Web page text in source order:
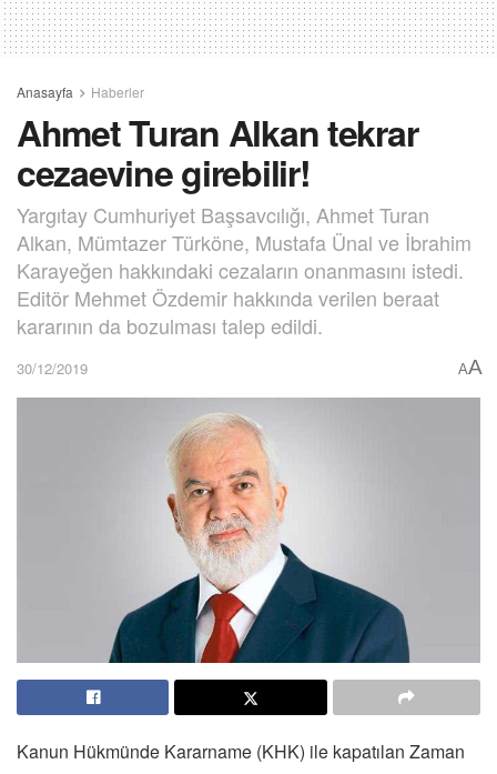
Anasayfa Haberler
Ahmet Turan Alkan tekrar
cezaevine girebilir!
Yargıtay Cumhuriyet Başsavcılığı, Ahmet Turan
Alkan, Mümtazer Türköne, Mustafa Ünal ve İbrahim
Karayeğen hakkındaki cezaların onanmasını istedi.
Editör Mehmet Özdemir hakkında verilen beraat
kararının da bozulması talep edildi.
30/12/2019 AA
Kanun Hükmünde Kararname (KHK) ile kapatılan Zaman